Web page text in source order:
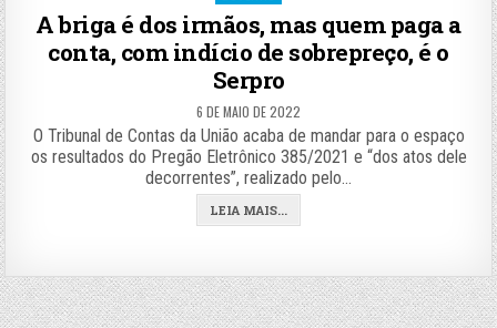
in
A briga é dos irmãos, mas quem paga a
conta, com indício de sobrepreço, é o
Serpro
6 DE MAIO DE 2022
O Tribunal de Contas da União acaba de mandar para o espaço
os resultados do Pregão Eletrônico 385/2021 e “dos atos dele
decorrentes”, realizado pelo…
LEIA MAIS...